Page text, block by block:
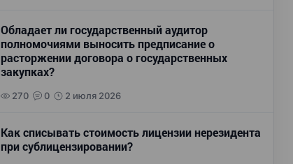
Обладает ли государственный аудитор
полномочиями выносить предписание о
расторжении договора о государственных
закупках?
270 0 2 июля 2026
Как списывать стоимость лицензии нерезидента
при сублицензировании?